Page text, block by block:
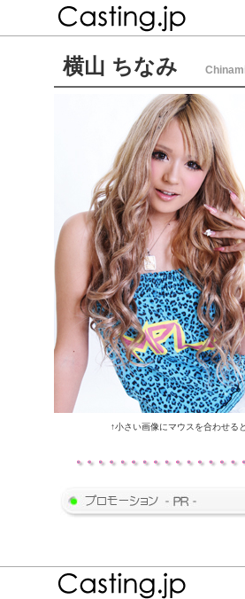
横山 ちなみ
↑小さい画像にマウスを合わせる